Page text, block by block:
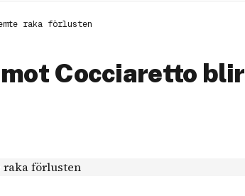
raka förlusten
Cocciaretto blir